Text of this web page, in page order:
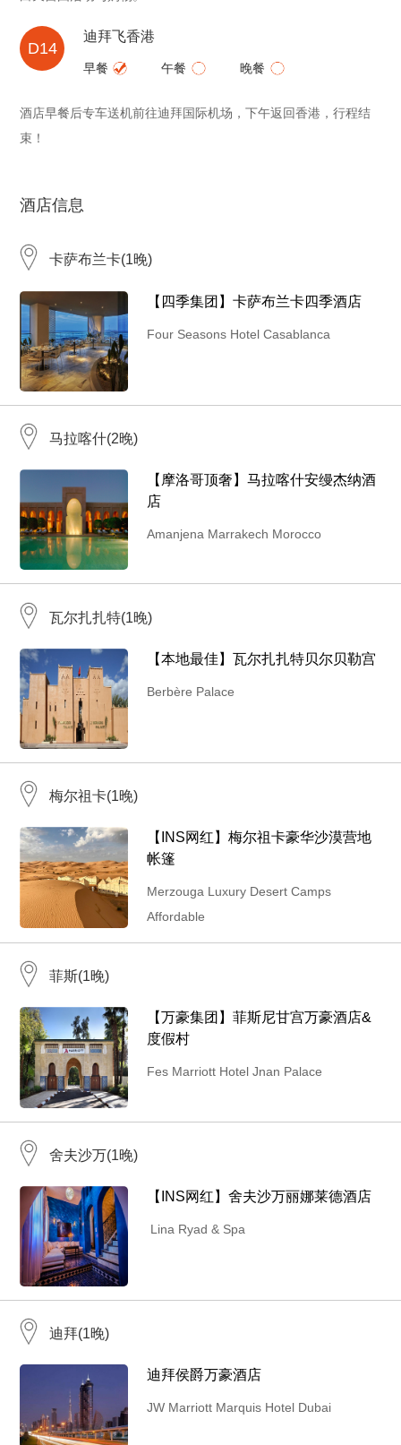
D14
迪拜飞香港
早餐 午餐 晚餐
酒店早餐后专车送机前往迪拜国际机场，下午返回香港，行程结
束！
酒店信息
卡萨布兰卡(1晚)
【四季集团】卡萨布兰卡四季酒店
Four Seasons Hotel Casablanca
马拉喀什(2晚)
【摩洛哥顶奢】马拉喀什安缦杰纳酒
店
Amanjena Marrakech Morocco
瓦尔扎扎特(1晚)
【本地最佳】瓦尔扎扎特贝尔贝勒宫
Berbère Palace
梅尔祖卡(1晚)
【INS网红】梅尔祖卡豪华沙漠营地
帐篷
Merzouga Luxury Desert Camps
Affordable
菲斯(1晚)
【万豪集团】菲斯尼甘宫万豪酒店&
度假村
Fes Marriott Hotel Jnan Palace
舍夫沙万(1晚)
【INS网红】舍夫沙万丽娜莱德酒店
Lina Ryad & Spa
迪拜(1晚)
迪拜侯爵万豪酒店
JW Marriott Marquis Hotel Dubai